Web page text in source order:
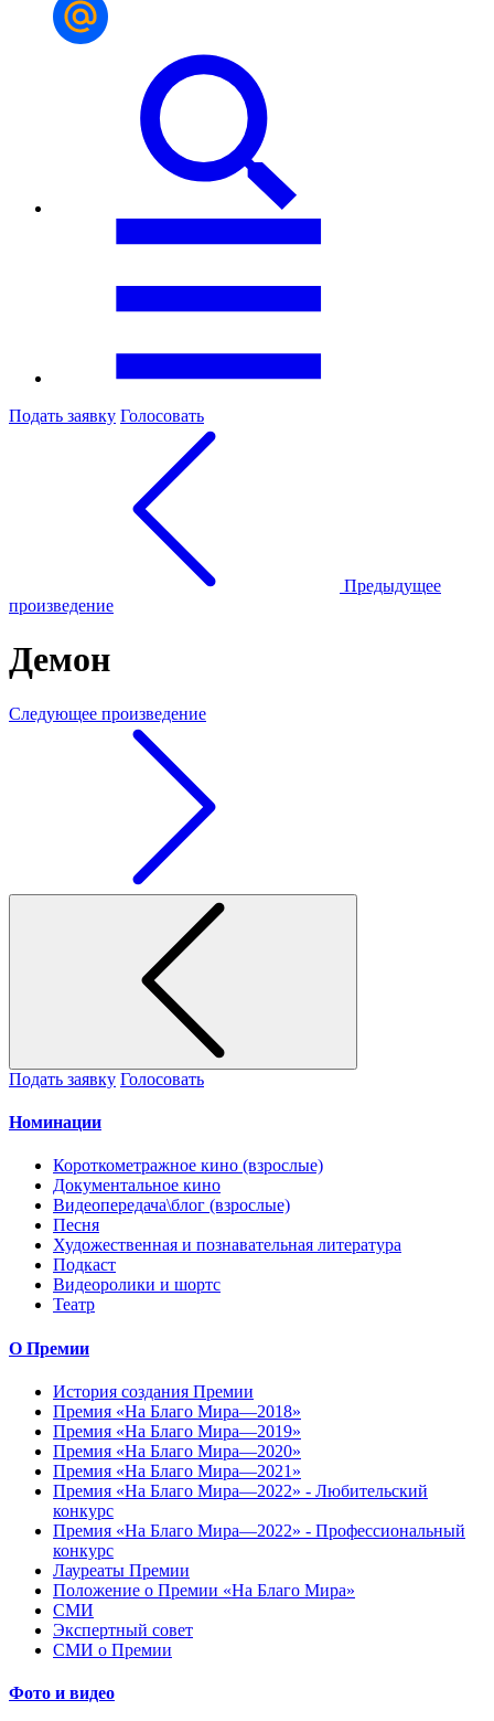
Подать заявку Голосовать
Предыдущее
произведение
Демон
Следующее произведение
Подать заявку Голосовать
Номинации
Короткометражное кино (взрослые)
Документальное кино
Видеопередача\блог (взрослые)
Песня
Художественная и познавательная литература
Подкаст
Видеоролики и шортс
Театр
О Премии
История создания Премии
Премия «На Благо Мира—2018»
Премия «На Благо Мира—2019»
Премия «На Благо Мира—2020»
Премия «На Благо Мира—2021»
Премия «На Благо Мира—2022» - Любительский
конкурс
Премия «На Благо Мира—2022» - Профессиональный
конкурс
Лауреаты Премии
Положение о Премии «На Благо Мира»
СМИ
Экспертный совет
СМИ о Премии
Фото и видео